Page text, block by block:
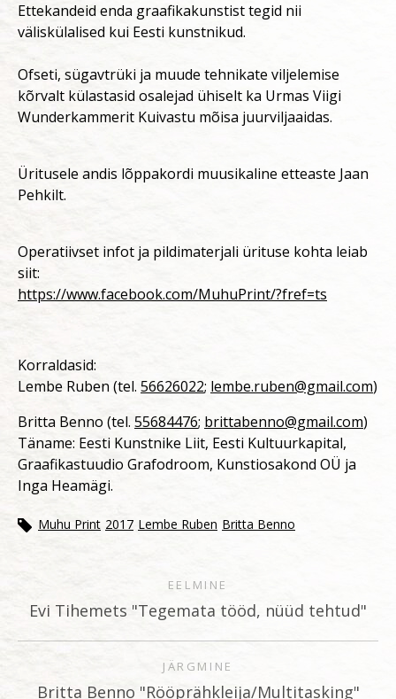
Ettekandeid enda graafikakunstist tegid nii
väliskülalised kui Eesti kunstnikud.
Ofseti, sügavtrüki ja muude tehnikate viljelemise
kõrvalt külastasid osalejad ühiselt ka Urmas Viigi
Wunderkammerit Kuivastu mõisa juurviljaaidas.
Üritusele andis lõppakordi muusikaline etteaste Jaan
Pehkilt.
Operatiivset infot ja pildimaterjali ürituse kohta leiab
siit:
https://www.facebook.com/MuhuPrint/?fref=ts
Korraldasid:
Lembe Ruben (tel. 56626022; lembe.ruben@gmail.com)
Britta Benno (tel. 55684476; brittabenno@gmail.com)
Täname: Eesti Kunstnike Liit, Eesti Kultuurkapital,
Graafikastuudio Grafodroom, Kunstiosakond OÜ ja
Inga Heamägi.
Muhu Print 2017 Lembe Ruben Britta Benno
EELMINE
Evi Tihemets "Tegemata tööd, nüüd tehtud"
JÄRGMINE
Britta Benno "Rööprähkleija/Multitasking"